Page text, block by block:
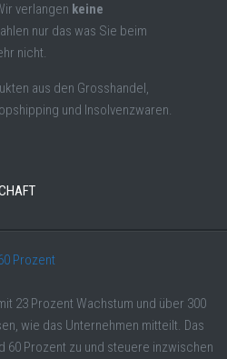
verlangen keine
nur das was Sie beim
nicht.
aus den Grosshandel,
und Insolvenzwaren.
Prozent
23 Prozent Wachstum und über 300
wie das Unternehmen mitteilt. Das
60 Prozent zu und steuere inzwischen